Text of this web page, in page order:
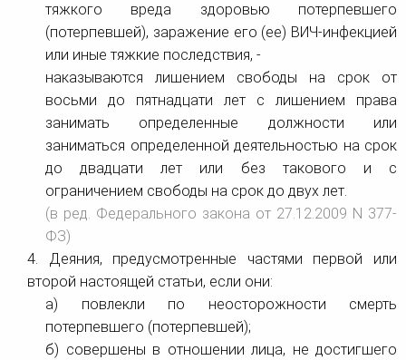
тяжкого вреда здоровью потерпевшего
(потерпевшей), заражение его (ее) ВИЧ-инфекцией
или иные тяжкие последствия, -
наказываются лишением свободы на срок от
восьми до пятнадцати лет с лишением права
занимать определенные должности или
заниматься определенной деятельностью на срок
до двадцати лет или без такового и с
ограничением свободы на срок до двух лет.
(в ред. Федерального закона от 27.12.2009 N 377-
ФЗ)
4. Деяния, предусмотренные частями первой или
второй настоящей статьи, если они:
а) повлекли по неосторожности смерть
потерпевшего (потерпевшей);
б) совершены в отношении лица, не достигшего